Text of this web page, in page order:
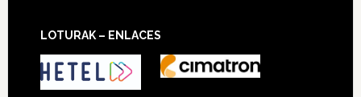
LOTURAK – ENLACES